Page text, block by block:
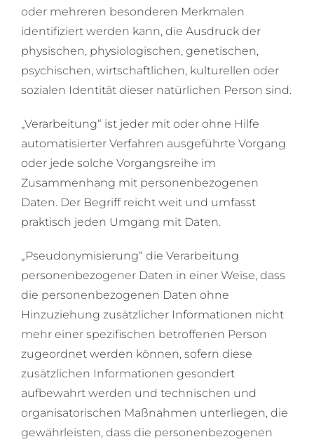
oder mehreren besonderen Merkmalen
identifiziert werden kann, die Ausdruck der
physischen, physiologischen, genetischen,
psychischen, wirtschaftlichen, kulturellen oder
sozialen Identität dieser natürlichen Person sind.
„Verarbeitung“ ist jeder mit oder ohne Hilfe
automatisierter Verfahren ausgeführte Vorgang
oder jede solche Vorgangsreihe im
Zusammenhang mit personenbezogenen
Daten. Der Begriff reicht weit und umfasst
praktisch jeden Umgang mit Daten.
„Pseudonymisierung“ die Verarbeitung
personenbezogener Daten in einer Weise, dass
die personenbezogenen Daten ohne
Hinzuziehung zusätzlicher Informationen nicht
mehr einer spezifischen betroffenen Person
zugeordnet werden können, sofern diese
zusätzlichen Informationen gesondert
aufbewahrt werden und technischen und
organisatorischen Maßnahmen unterliegen, die
gewährleisten, dass die personenbezogenen